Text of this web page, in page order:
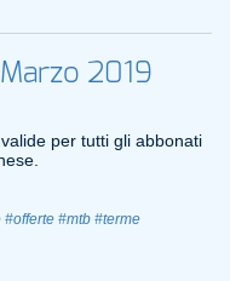
2019
per tutti gli abbonati
#offerte #mtb #terme